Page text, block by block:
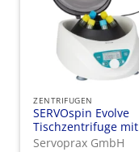
ZENTRIFUGEN
SERVOspin Evolve
Tischzentrifuge mit
Winkelrotor
Servoprax GmbH